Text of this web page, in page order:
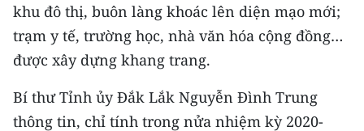
khu đô thị, buôn làng khoác lên diện mạo mới;
trạm y tế, trường học, nhà văn hóa cộng đồng…
được xây dựng khang trang.
Bí thư Tỉnh ủy Đắk Lắk Nguyễn Đình Trung
thông tin, chỉ tính trong nửa nhiệm kỳ 2020-